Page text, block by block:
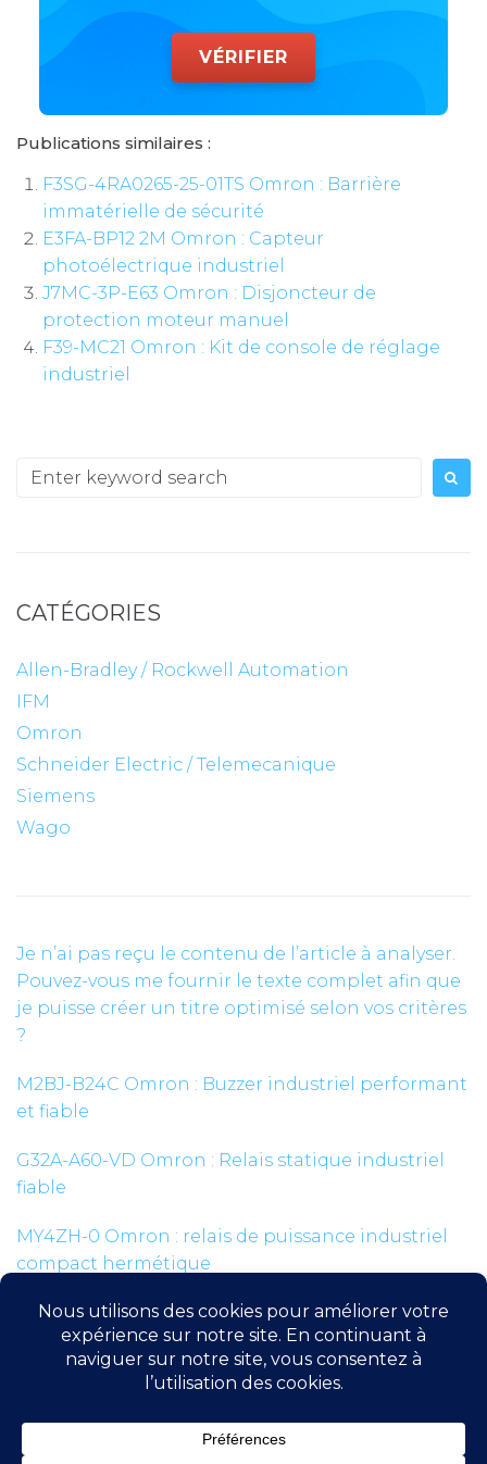
VÉRIFIER
Publications similaires :
F3SG-4RA0265-25-01TS Omron : Barrière
immatérielle de sécurité
E3FA-BP12 2M Omron : Capteur
photoélectrique industriel
J7MC-3P-E63 Omron : Disjoncteur de
protection moteur manuel
F39-MC21 Omron : Kit de console de réglage
industriel
Search
CATÉGORIES
Allen-Bradley / Rockwell Automation
IFM
Omron
Schneider Electric / Telemecanique
Siemens
Wago
Je n’ai pas reçu le contenu de l’article à analyser.
Pouvez-vous me fournir le texte complet afin que
je puisse créer un titre optimisé selon vos critères
?
M2BJ-B24C Omron : Buzzer industriel performant
et fiable
G32A-A60-VD Omron : Relais statique industriel
fiable
MY4ZH-0 Omron : relais de puissance industriel
compact hermétique
EE-SX472 Omron : Capteur photoélectrique à
fente industriel